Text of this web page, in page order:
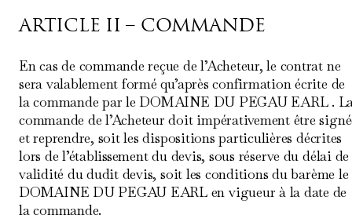
ARTICLE II – COMMANDE
En cas de commande reçue de l’Acheteur, le contrat ne
sera valablement formé qu’après confirmation écrite de
la commande par le DOMAINE DU PEGAU EARL .
commande de l’Acheteur doit impérativement être
et reprendre, soit les dispositions particulières décrites
lors de l’établissement du devis, sous réserve du délai de
validité du dudit devis, soit les conditions du barème le
DOMAINE DU PEGAU EARL en vigueur à la date de
la commande.